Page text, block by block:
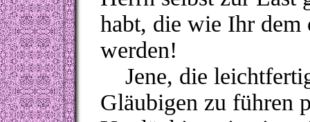
habt, die wie Ihr dem
werden!
Jene, die
Gläubigen zu führen